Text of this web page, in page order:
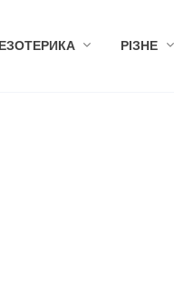
ЕЗОТЕРИКА РІЗНЕ